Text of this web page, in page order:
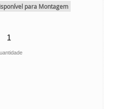
para Montagem